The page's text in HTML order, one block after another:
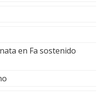
en Fa sostenido